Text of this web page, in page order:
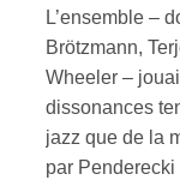
L’ensemble –
Brötzmann,
Wheeler –
dissonances
jazz que de la
par Penderecki